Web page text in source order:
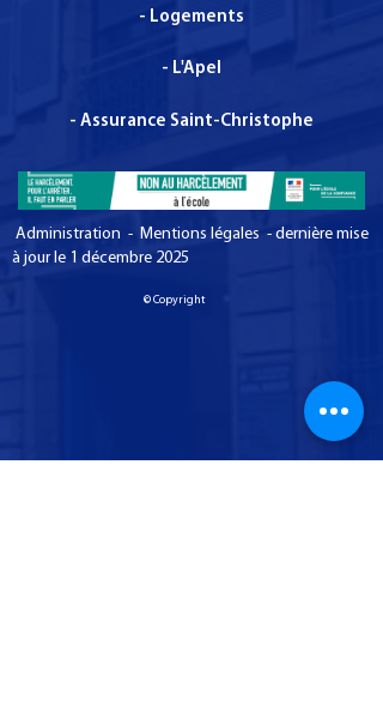
- Logements
- L'Apel
- Assurance Saint-Christophe
Administration - Mentions légales - dernière mise
à jour le 1 décembre 2025
© Copyright